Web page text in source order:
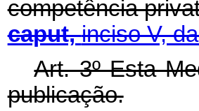
competência
caput,inciso V,
Art. 3º Esta
publicação.